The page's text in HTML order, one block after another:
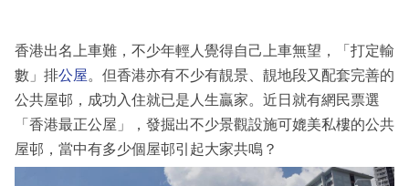
香港出名上車難，不少年輕人覺得自己上車無望，「打定輸
數」排公屋。但香港亦有不少有靚景、靚地段又配套完善的
公共屋邨，成功入住就已是人生贏家。近日就有網民票選
「香港最正公屋」，發掘出不少景觀設施可媲美私樓的公共
屋邨，當中有多少個屋邨引起大家共鳴？